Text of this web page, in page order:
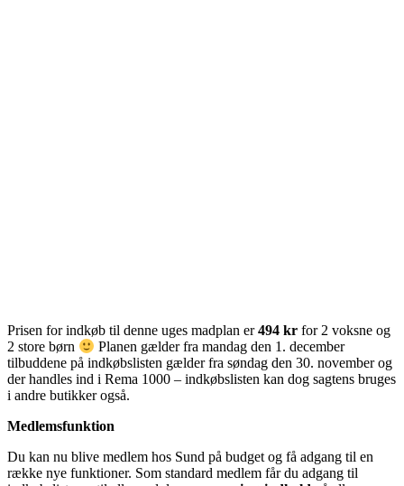
Prisen for indkøb til denne uges madplan er494 kr for 2 voksne og
2 store børn
Planen gælder fra mandag den 1. december
tilbuddene på indkøbslisten gælder fra søndag den 30. november og
der handles ind i Rema 1000 – indkøbslisten kan dog sagtens bruges
i andre butikker også.
Medlemsfunktion
Du kan nu blive medlem hos Sund på budget og få adgang til en
række nye funktioner. Som standard medlem får du adgang til